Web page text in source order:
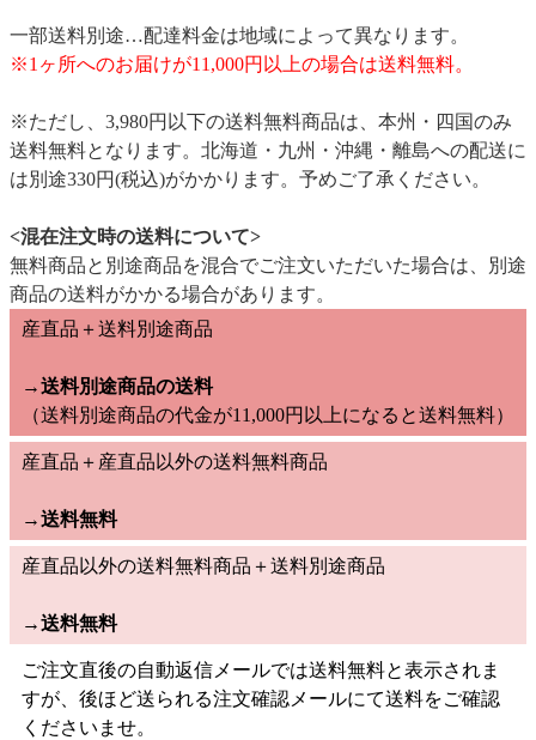
一部送料別途…配達料金は地域によって異なります。
※1ヶ所へのお届けが11,000円以上の場合は送料無料。
※ただし、3,980円以下の送料無料商品は、本州・四国のみ
送料無料となります。北海道・九州・沖縄・離島への配送に
は別途330円(税込)がかかります。予めご了承ください。
<混在注文時の送料について>
無料商品と別途商品を混合でご注文いただいた場合は、別途
商品の送料がかかる場合があります。
産直品＋送料別途商品
→送料別途商品の送料
（送料別途商品の代金が11,000円以上になると送料無料）
産直品＋産直品以外の送料無料商品
→送料無料
産直品以外の送料無料商品＋送料別途商品
→送料無料
ご注文直後の自動返信メールでは送料無料と表示されま
すが、後ほど送られる注文確認メールにて送料をご確認
くださいませ。